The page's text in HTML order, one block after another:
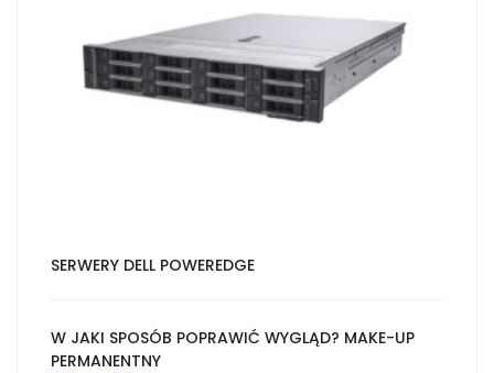
SERWERY DELL POWEREDGE
W JAKI SPOSÓB POPRAWIĆ WYGLĄD? MAKE-UP
PERMANENTNY